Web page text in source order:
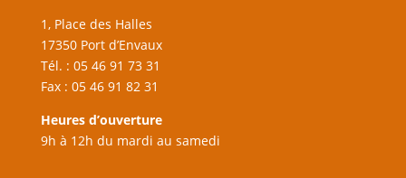
1, Place des Halles
17350 Port d’Envaux
Tél. : 05 46 91 73 31
Fax : 05 46 91 82 31
Heures d’ouverture
9h à 12h du mardi au samedi